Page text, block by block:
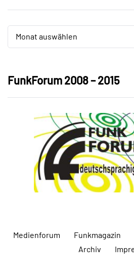
Archiv
Monat auswählen
Archiv
FunkForum 2008 – 2015
Medienforum Funkmagazin
Archiv